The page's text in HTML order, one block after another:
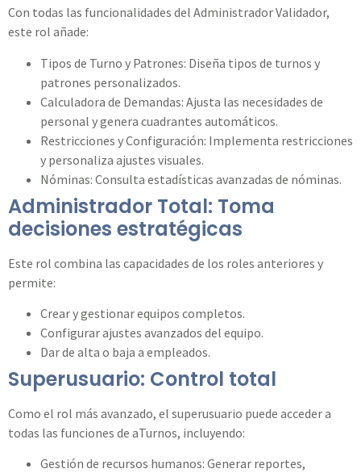
Con todas las funcionalidades del Administrador Validador,
este rol añade:
Tipos de Turno y Patrones: Diseña tipos de turnos y
patrones personalizados.
Calculadora de Demandas: Ajusta las necesidades de
personal y genera cuadrantes automáticos.
Restricciones y Configuración: Implementa restricciones
y personaliza ajustes visuales.
Nóminas: Consulta estadísticas avanzadas de nóminas.
Administrador Total: Toma
decisiones estratégicas
Este rol combina las capacidades de los roles anteriores y
permite:
Crear y gestionar equipos completos.
Configurar ajustes avanzados del equipo.
Dar de alta o baja a empleados.
Superusuario: Control total
Como el rol más avanzado, el superusuario puede acceder a
todas las funciones de aTurnos, incluyendo:
Gestión de recursos humanos: Generar reportes,